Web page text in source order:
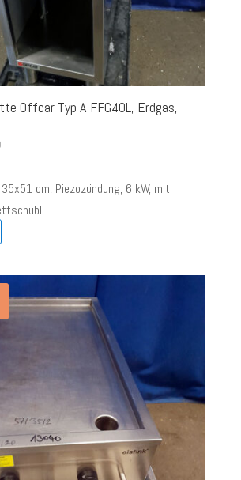
Offcar Typ A-FFG40L, Erdgas,
Aktueller
cm, Piezozündung, 6 kW, mit